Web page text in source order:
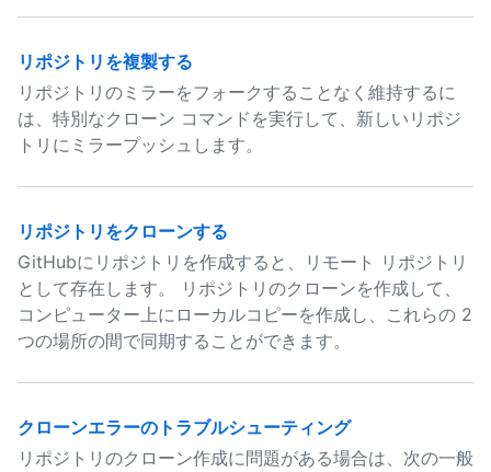
リポジトリを複製する
リポジトリのミラーをフォークすることなく維持するに
は、特別なクローン コマンドを実行して、新しいリポジ
トリにミラープッシュします。
リポジトリをクローンする
GitHubにリポジトリを作成すると、リモート リポジトリ
として存在します。 リポジトリのクローンを作成して、
コンピューター上にローカルコピーを作成し、これらの 2
つの場所の間で同期することができます。
クローンエラーのトラブルシューティング
リポジトリのクローン作成に問題がある場合は、次の一般